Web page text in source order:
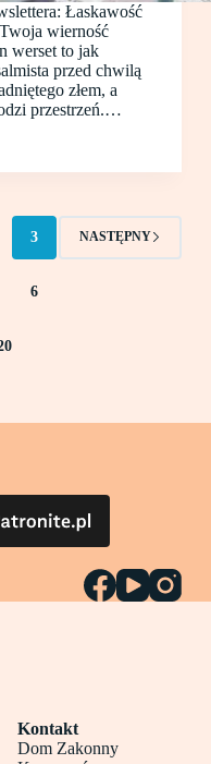
Łaskawość
wierność
werset to jak
przed chwilą
złem, a
przestrzeń.…
3
6
NASTĘPNY
Kontakt
Dom Zakonny